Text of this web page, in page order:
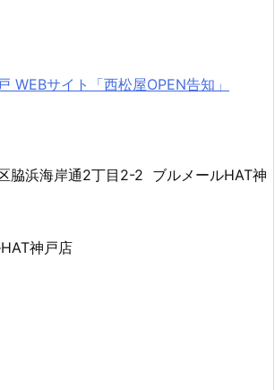
WEBサイト「西松屋OPEN告知」
脇浜海岸通2丁目2-2 ブルメールHAT神
神戸店